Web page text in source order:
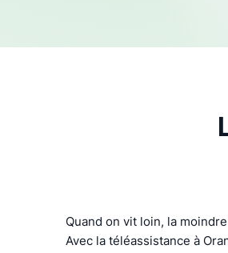
Quand on vit loin, la
Avec la téléassistance à